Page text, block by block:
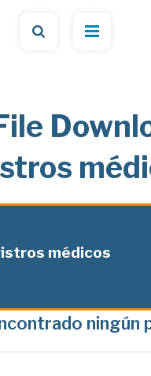
médicos
ningún